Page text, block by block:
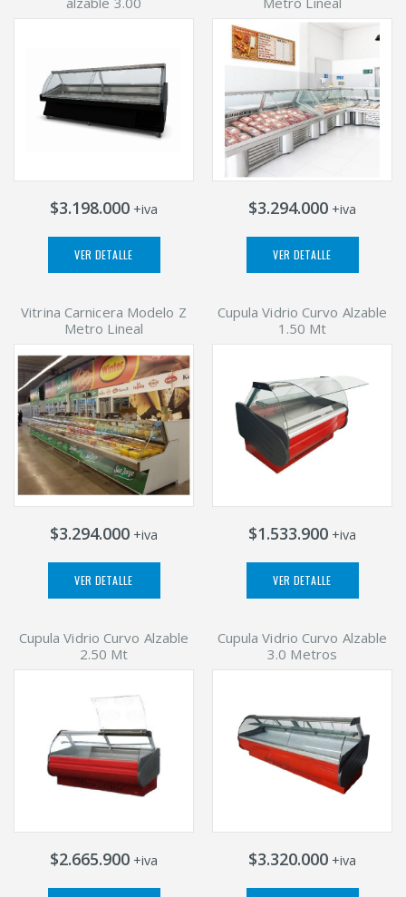
$3.198.000 +iva
VER DETALLE
$3.294.000 +iva
VER DETALLE
Vitrina Carnicera Modelo Z
Metro Lineal
$3.294.000 +iva
VER DETALLE
Cupula Vidrio Curvo Alzable
1.50 Mt
$1.533.900 +iva
VER DETALLE
Cupula Vidrio Curvo Alzable
2.50 Mt
$2.665.900 +iva
Cupula Vidrio Curvo Alzable
3.0 Metros
$3.320.000 +iva